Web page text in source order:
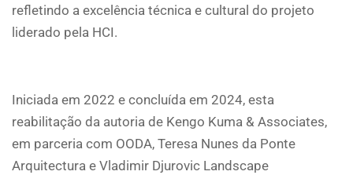
refletindo a excelência técnica e cultural do projeto
liderado pela HCI.
Iniciada em 2022 e concluída em 2024, esta
reabilitação da autoria de Kengo Kuma & Associates,
em parceria com OODA, Teresa Nunes da Ponte
Arquitectura e Vladimir Djurovic Landscape